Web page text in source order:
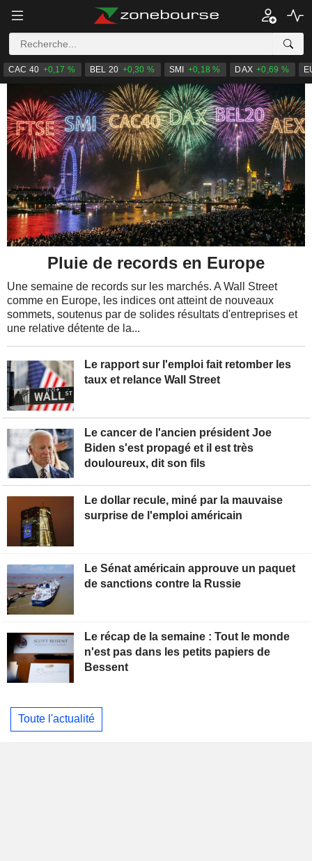
CAC 40 +0,17 % BEL 20 +0,30 % SMI +0,18 % DAX +0,69 %
Le rapport sur l'emploi fait retomber les
taux et relance Wall Street
Le cancer de l'ancien président Joe
Biden s'est propagé et il est très
douloureux, dit son fils
Pluie de records en Europe
Une semaine de records sur les marchés. A Wall Street
comme en Europe, les indices ont atteint de nouveaux
sommets, soutenus par de solides résultats d'entreprises et
une relative détente de la...
Le dollar recule, miné par la mauvaise
surprise de l'emploi américain
Le Sénat américain approuve un paquet
de sanctions contre la Russie
Le récap de la semaine : Tout le monde
n'est pas dans les petits papiers de
Bessent
Toute l'actualité